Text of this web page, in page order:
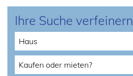
Ihre Suche verfeinern